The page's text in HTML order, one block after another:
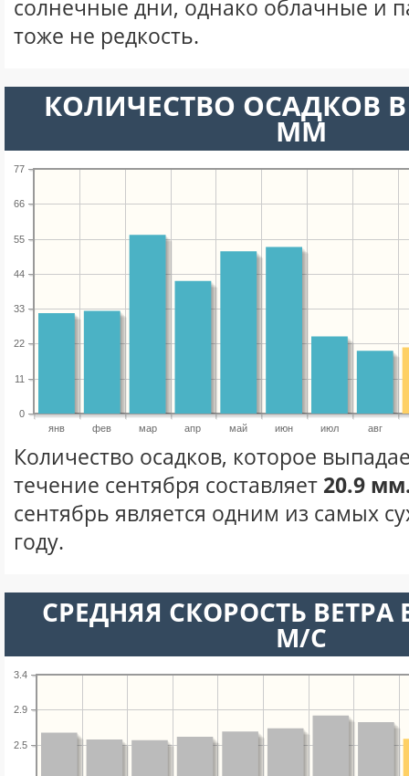
солнечные дни, однако облачные и
тоже не редкость.
КОЛИЧЕСТВО ОСАДКОВ В
ММ
янв фев мар апр май июн июл авг
0
11
22
33
44
55
66
77
Количество осадков, которое
течение сентября составляет 20.9
сентябрь является одним из самых
году.
СРЕДНЯЯ СКОРОСТЬ ВЕТРА
М/С
2.5
2.9
3.4